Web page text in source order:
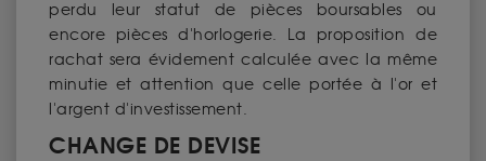
perdu leur statut de pièces boursables ou
encore pièces d'horlogerie. La proposition de
rachat sera évidement calculée avec la même
minutie et attention que celle portée à l'or et
l'argent d'investissement.
CHANGE DE DEVISE